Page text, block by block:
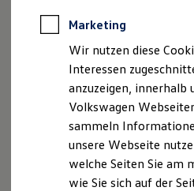
Der ID.7
Der ID.7 GTX
Der ID.7 Tourer
Der ID.7 GTX
Der ID. Buzz
Der neue ID. Cross
ID. EVERY1
Reichweite der
Reichweite im
Rekuperation
Geschäftsführer
Ralf Beck
Roman Fehling, Dipl.-Ing. (FH)
Mathias Grossmann
Horst Hoffmann
Werner König
Michael Krasser
Alexander Pflaum, Dipl.-Kfm.
Marketing
Wir nutzen diese
Interessen
anzuzeigen, innerhalb
Volkswagen
sammeln
unsere Webseite
welche Seiten Sie am
wie Sie sich auf der